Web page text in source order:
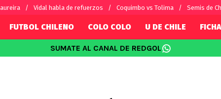
Vidal habla de refuerzos Coquimbo vs Tolima Semis de
FUTBOL CHILENO COLO COLO U DE CHILE
SUMATE AL CANAL DE REDGOL